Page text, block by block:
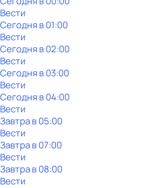
Вести
Сегодня в 01:00
Вести
Сегодня в 02:00
Вести
Сегодня в 03:00
Вести
Сегодня в 04:00
Вести
Завтра в 05:00
Вести
Завтра в 07:00
Вести
Завтра в 08:00
Вести